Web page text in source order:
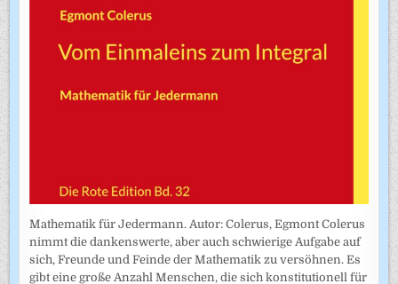
Mathematik für Jedermann. Autor: Colerus, Egmont Colerus
nimmt die dankenswerte, aber auch schwierige Aufgabe auf
sich, Freunde und Feinde der Mathematik zu versöhnen. Es
gibt eine große Anzahl Menschen, die sich konstitutionell für